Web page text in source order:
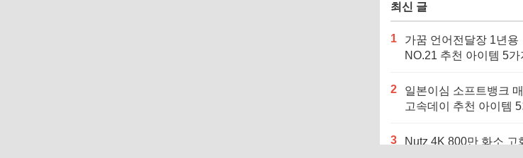
최신 글
1
가꿈 언어전달장 1년용
NO.21 추천 아이템 5가
2
일본이심 소프트뱅크
고속데이 추천 아이템
3
Nutz 4K 800만 화소 고